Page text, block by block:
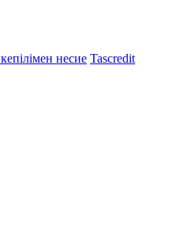
несие Tascredit